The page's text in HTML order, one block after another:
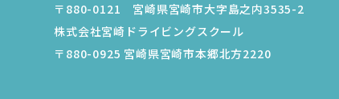
〒880-0121 宮崎県宮崎市大字島之内3535-2
株式会社宮崎ドライビングスクール
〒880-0925 宮崎県宮崎市本郷北方2220